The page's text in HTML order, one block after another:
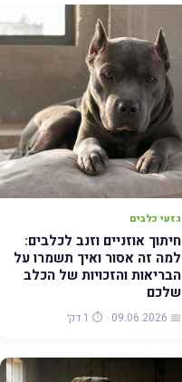
גזעי כלבים
חיתוך אוזניים וזנב לכלבים:
למה זה אסור ואיך תשמרו על
הבריאות והזכויות של הכלב
שלכם
📅 09.06.2026 · ⏱️ 1 דק׳